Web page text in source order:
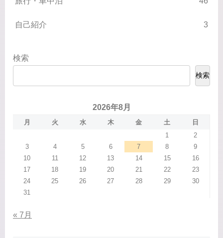
自己紹介 3
検索
検索
2026年8月
月 火 水 木 金 土
日
1
2
3
4 5 6 7 8
9
10
11 12 13 14 15
16
17
18 19 20 21 22
23
24
25 26 27 28 29
30
31
« 7月